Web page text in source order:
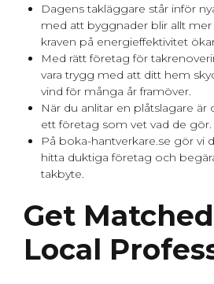
Dagens takläggare står inför
med att byggnader blir allt
kraven på energieffektivitet
Med rätt företag för
vara trygg med att ditt hem
vind för många år framöver.
När du anlitar en plåtslagare är
ett företag som vet vad de gör.
På boka-hantverkare.se gör vi
hitta duktiga företag och
takbyte.
Get
Local